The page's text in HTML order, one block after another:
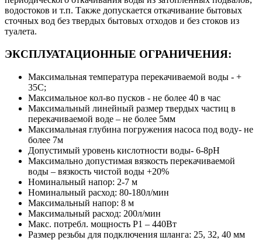
водостоков и т.п. Также допускается откачивание бытовых
сточных вод без твердых бытовых отходов и без стоков из
туалета.
ЭКСПЛУАТАЦИОННЫЕ ОГРАНИЧЕНИЯ:
Максимальная температура перекачиваемой воды - +
35C;
Максимальное кол-во пусков - не более 40 в час
Максимальный линейный размер твердых частиц в
перекачиваемой воде – не более 5мм
Максимальная глубина погружения насоса под воду- не
более 7м
Допустимый уровень кислотности воды- 6-8pH
Максимально допустимая вязкость перекачиваемой
воды – вязкость чистой воды +20%
Номинальный напор: 2-7 м
Номинальный расход: 80-180л/мин
Максимальный напор: 8 м
Максимальный расход: 200л/мин
Макс. потребл. мощность Р1 – 440Вт
Размер резьбы для подключения шланга: 25, 32, 40 мм